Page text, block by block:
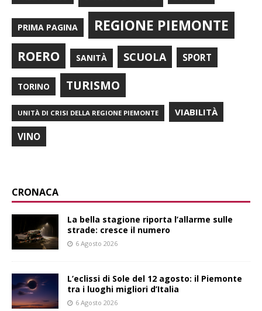
PRIMA PAGINA REGIONE PIEMONTE
ROERO SANITÀ SCUOLA SPORT
TORINO TURISMO
UNITÀ DI CRISI DELLA REGIONE PIEMONTE VIABILITÀ
VINO
CRONACA
La bella stagione riporta l’allarme sulle
strade: cresce il numero
6 Agosto 2026
L’eclissi di Sole del 12 agosto: il Piemonte
tra i luoghi migliori d’Italia
6 Agosto 2026